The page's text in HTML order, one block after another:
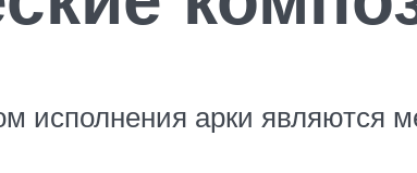
исполнения арки являются